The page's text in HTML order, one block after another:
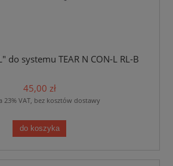
do systemu TEAR N CON-L RL-B
45,00 zł
23% VAT, bez kosztów dostawy
do koszyka